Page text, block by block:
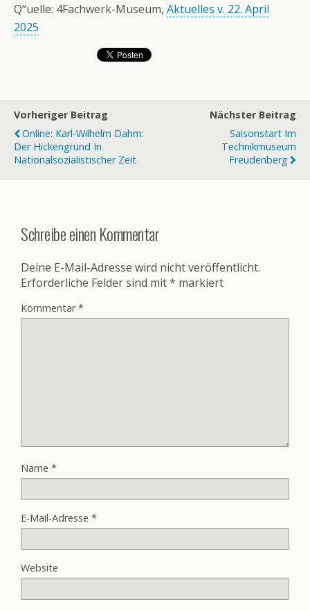
Q“uelle: 4Fachwerk-Museum, Aktuelles v. 22. April
2025
Vorheriger Beitrag
Online: Karl-Wilhelm Dahm:
Der Hickengrund In
Nationalsozialistischer Zeit
Nächster Beitrag
Saisonstart Im
Technikmuseum
Freudenberg
Schreibe einen Kommentar
Deine E-Mail-Adresse wird nicht veröffentlicht.
Erforderliche Felder sind mit* markiert
Kommentar*
Name *
E-Mail-Adresse *
Website